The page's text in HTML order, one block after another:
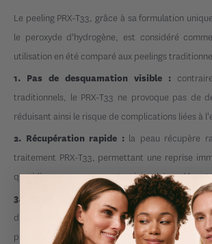
Le peeling PRX-T33, grâce à sa formulation
le peroxyde d'hydrogène, est considéré
utilisation en été comparé aux peelings
1. Pas de desquamation visible :
traditionnels, le PRX-T33 ne provoque pas de
réduisant ainsi le risque de complications liées à
2. Récupération rapide :la peau récupère
traitement PRX-T33, permettant une reprise
quotidiennes avec une protection solaire
3. Moins d'irritation : la modulation du
d'hydrogène réduit l'irritation et l'inflammation,
plus tolérable pendant les mois d'été.